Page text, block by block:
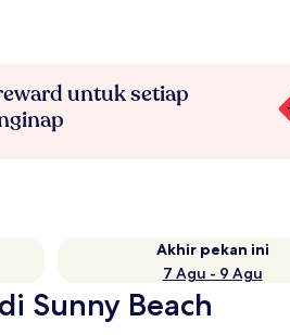
untuk setiap
Akhir pekan ini
7 Agu - 9 Agu
Sunny Beach